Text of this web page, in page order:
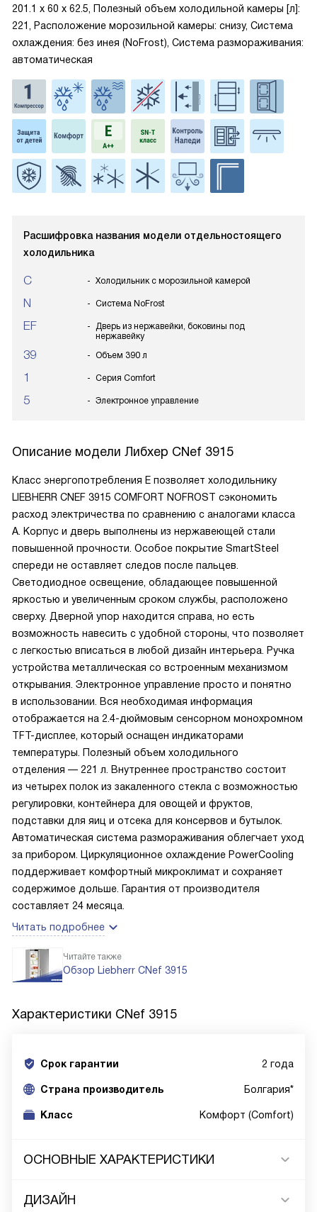
201.1 х 60 х 62.5, Полезный объем холодильной камеры [л]:
221, Расположение морозильной камеры: снизу, Система
охлаждения: без инея (NoFrost), Система размораживания:
автоматическая
Расшифровка названия модели отдельностоящего
холодильника
C Холодильник с морозильной камерой
N Система NoFrost
EF
Дверь из нержавейки, боковины под
нержавейку
39 Объем 390 л
1 Серия Comfort
5 Электронное управление
Описание модели Либхер CNef 3915
Класс энергопотребления E позволяет холодильнику
LIEBHERR CNEF 3915 COMFORT NOFROST сэкономить
расход электричества по сравнению с аналогами класса
A. Корпус и дверь выполнены из нержавеющей стали
повышенной прочности. Особое покрытие SmartSteel
спереди не оставляет следов после пальцев.
Светодиодное освещение, обладающее повышенной
яркостью и увеличенным сроком службы, расположено
сверху. Дверной упор находится справа, но есть
возможность навесить с удобной стороны, что позволяет
с легкостью вписаться в любой дизайн интерьера. Ручка
устройства металлическая со встроенным механизмом
открывания. Электронное управление просто и понятно
в использовании. Вся необходимая информация
отображается на 2.4-дюймовым сенсорном монохромном
TFT-дисплее, который оснащен индикаторами
температуры. Полезный объем холодильного
отделения — 221 л. Внутреннее пространство состоит
из четырех полок из закаленного стекла с возможностью
регулировки, контейнера для овощей и фруктов,
подставки для яиц и отсека для консервов и бутылок.
Автоматическая система размораживания облегчает уход
за прибором. Циркуляционное охлаждение PowerCooling
поддерживает комфортный микроклимат и сохраняет
содержимое дольше. Гарантия от производителя
составляет 24 месяца.
Читать подробнее
Читайте также
Обзор Liebherr CNef 3915
Характеристики CNef 3915
Срок гарантии 2 года
Cтрана производитель Болгария*
Класс Комфорт (Comfort)
ОСНОВНЫЕ ХАРАКТЕРИСТИКИ
ДИЗАЙН